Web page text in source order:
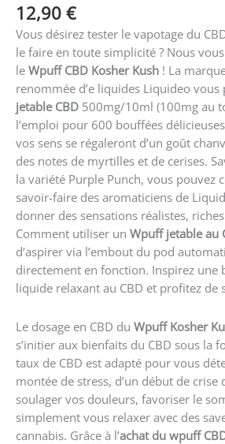
12,90 €
Vous désirez tester le vapotage du
le faire en toute simplicité ? Nous
le Wpuff CBD Kosher Kush ! La
renommée d’e liquides Liquideo vous
jetable CBD 500mg/10ml (100mg au
l’emploi pour 600 bouffées
vos sens se régaleront d’un goût
des notes de myrtilles et de cerises.
la variété Purple Punch, vous pouvez
savoir-faire des aromaticiens de
donner des sensations réalistes,
Comment utiliser un Wpuff jetable au
d’aspirer via l’embout du pod
directement en fonction. Inspirez une
liquide relaxant au CBD et profitez de
Le dosage en CBD du Wpuff Kosher
s’initier aux bienfaits du CBD sous la
taux de CBD est adapté pour vous
montée de stress, d’un début de
soulager vos douleurs, favoriser le
simplement vous relaxer avec des
cannabis. Grâce à l’achat du wpuff